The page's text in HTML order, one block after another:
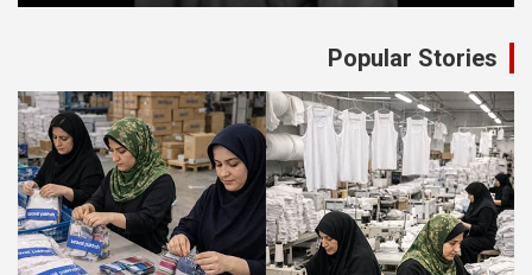
Popular Stories